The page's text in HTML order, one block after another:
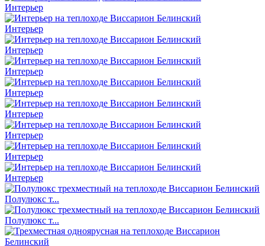
Интерьер
Интерьер
Интерьер
Интерьер
Интерьер
Интерьер
Интерьер
Интерьер
Интерьер
Полулюкс т...
Полулюкс т...